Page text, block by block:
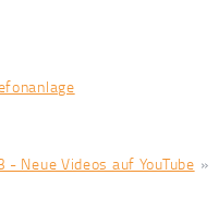
Neue Videos auf YouTube »